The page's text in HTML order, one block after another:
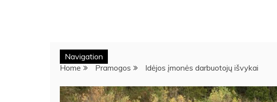
Navigation
Home
Pramogos Idėjos įmonės darbuotojų išvykai